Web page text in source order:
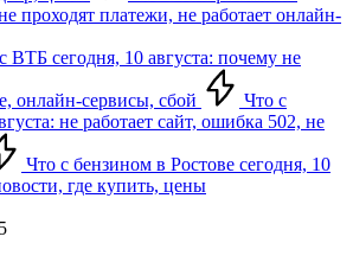
проходят платежи, не работает онлайн-
ВТБ сегодня, 10 августа: почему не
онлайн-сервисы, сбой
Что с
не работает сайт, ошибка 502, не
Что с бензином в Ростове сегодня, 10
где купить, цены